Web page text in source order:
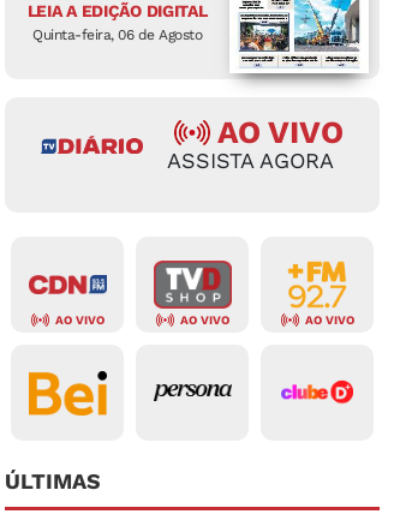
LEIA A EDIÇÃO DIGITAL
Quinta-feira, 06 de Agosto
AO VIVO
ASSISTA AGORA
AO VIVO AO VIVO AO VIVO
ÚLTIMAS